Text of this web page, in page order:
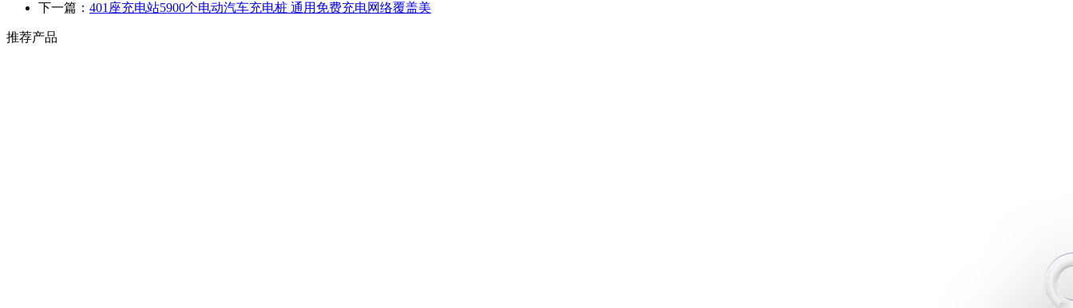
下一篇： 401座充电站5900个电动汽车充电桩 通用免费充电网络覆盖美
推荐产品